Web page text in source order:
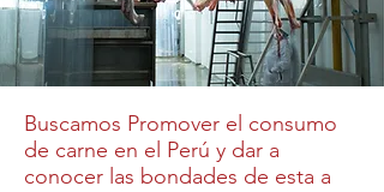
Buscamos Promover el consumo
de carne en el Perú y dar a
conocer las bondades de esta a